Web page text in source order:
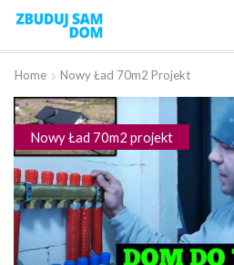
Home Nowy Ład 70m2 Projekt
Nowy Ład 70m2 projekt